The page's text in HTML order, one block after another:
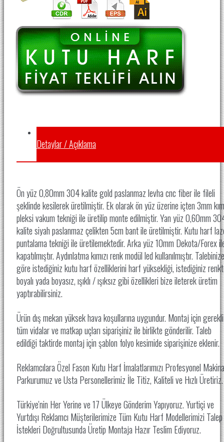
Detaylar / Açıklama
Ön yüz 0,80mm 304 kalite gold paslanmaz levha cnc fiber ile fileli
şeklinde kesilerek üretilmiştir. Ek olarak ön yüz üzerine içten 3mm
pleksi vakum tekniği ile üretilip monte edilmiştir. Yan yüz 0,60mm
kalite siyah paslanmaz çelikten 5cm bant ile üretilmiştir. Kutu harf
puntalama tekniği ile üretilemektedir. Arka yüz 10mm Dekota/Forex
kapatılmıştır. Aydınlatma kımızı renk modül led kullanılmıştır. Talebinize
göre istediğiniz kutu harf özelliklerini harf yüksekliği, istediğiniz
boyalı yada boyasız, ışıklı / ışıksız gibi özellikleri bize ileterek üretim
yaptırabilirsiniz.
Ürün dış mekan yüksek hava koşullarına uygundur. Montaj için gerekli
tüm vidalar ve matkap uçları siparişiniz ile birlikte gönderilir. Taleb
edildiği taktirde montaj için şablon folyo kesimide siparişinize eklenir.
Reklamcılara Özel Fason Kutu Harf İmalatlarımızı Profesyonel Makina
Parkurumuz ve Usta Personellerimiz İle Titiz, Kaliteli ve Hızlı
Türkiye'nin Her Yerine ve 17 Ülkeye Gönderim Yapıyoruz. Yurtiçi ve
Yurtdışı Reklamcı Müşterilerimize Tüm Kutu Harf Modellerimizi
İstekleri Doğrultusunda Üretip Montaja Hazır Teslim Ediyoruz.